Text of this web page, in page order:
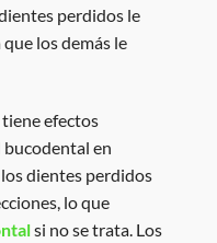
perdidos le
los demás le
efectos
en
dientes perdidos
lo que
si no se trata. Los